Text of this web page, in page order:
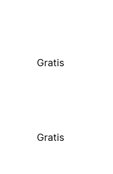
Gratis
Gratis